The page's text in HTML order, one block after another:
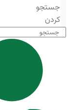
جستجو
کردن